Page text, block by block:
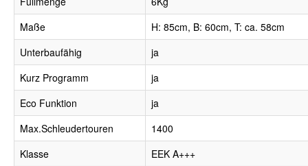
Maße
H: 85cm, B: 60cm, T: ca. 58cm
Unterbaufähig
ja
Kurz Programm
ja
Eco Funktion
ja
Max.Schleudertouren
1400
Klasse
EEK A+++